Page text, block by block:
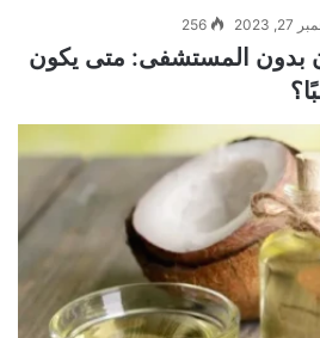
2023
256
بدون المستشفى: متى يكون